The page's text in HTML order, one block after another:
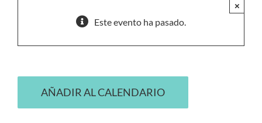
Este evento ha pasado.
×
AÑADIR AL CALENDARIO